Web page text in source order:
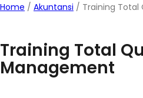
Home / Akuntansi / Training
Training Total
Management